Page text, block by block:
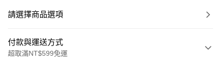
請選擇商品選項
付款與運送方式
超取滿NT$599免運